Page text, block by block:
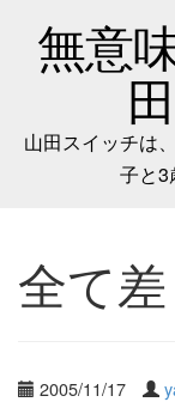
無意
山田スイッチは
子と3
全て差
2005/11/17